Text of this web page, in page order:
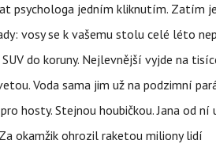
psychologa jedním kliknutím. Zatím
vosy se k vašemu stolu celé léto
do koruny. Nejlevnější vyjde na
Voda sama jim už na podzimní
hosty. Stejnou houbičkou. Jana od ní
okamžik ohrozil raketou miliony lidí